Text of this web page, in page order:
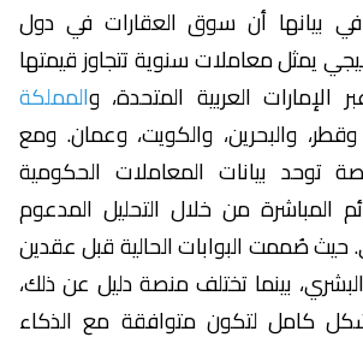
بيانها أن سوق العقارات في دول
يمثل معاملات سنوية تتجاوز قيمتها
المملكة
والبحرين، والكويت، وعمان. ومع
توحد بيانات المعاملات الحكومية
المباشرة من خلال التحليل المدعوم
حيث صُممت البوابات الحالية قبل عقدين
بينما تختلف منصة دليل عن ذلك،
كامل لتكون متوافقة مع الذكاء